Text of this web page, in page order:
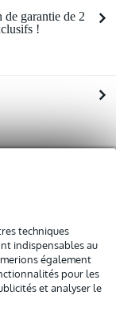
techniques
indispensables au
également
pour les
et analyser le
de garantie de 2
!
de défectuosité
comme boîte de
et
par
l'arrière)